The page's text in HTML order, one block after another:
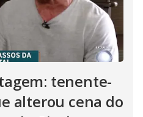
tenente-
alterou cena do